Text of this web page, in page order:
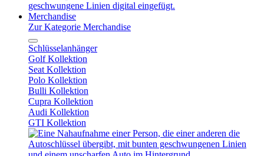
Merchandise
Zur Kategorie Merchandise
Schlüsselanhänger
Golf Kollektion
Seat Kollektion
Polo Kollektion
Bulli Kollektion
Cupra Kollektion
Audi Kollektion
GTI Kollektion